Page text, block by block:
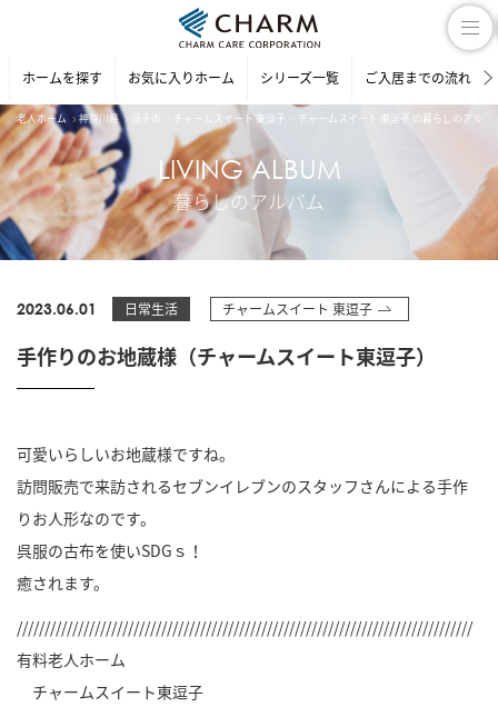
ホームを探す お気に入りホーム シリーズ一覧 ご入居までの流れ
老人ホーム 神奈川県 逗子市 チャームスイート 東逗子 チャームスイート 東逗子 の暮らしのアルバ
LIVING ALBUM
暮らしのアルバム
2023.06.01 日常生活 チャームスイート 東逗子
手作りのお地蔵様（チャームスイート東逗子）
可愛いらしいお地蔵様ですね。
訪問販売で来訪されるセブンイレブンのスタッフさんによる手作
りお人形なのです。
呉服の古布を使いSDGｓ！
癒されます。
//////////////////////////////////////////////////////////////////////////////////
有料老人ホーム
チャームスイート東逗子